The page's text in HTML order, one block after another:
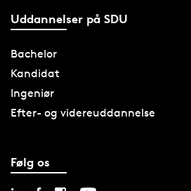
Uddannelser på SDU
Bachelor
Kandidat
Ingeniør
Efter- og videreuddannelse
Følg os